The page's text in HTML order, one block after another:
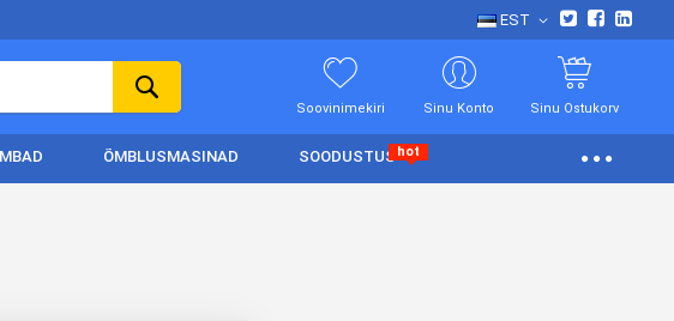
EST
Soovinimekiri Sinu Konto Sinu Ostukorv
ÕMBLUSMASINAD SOODUSTUShot